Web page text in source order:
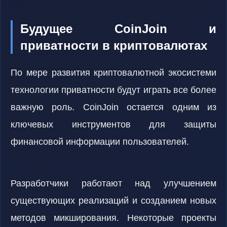
Будущее CoinJoin и
приватности в криптовалютах
По мере развития криптовалютной экосистеми
технологии приватности будут играть все более
важную роль. CoinJoin остается одним из
ключевых инструментов для защиты
финансовой информации пользователей.
Разработчики работают над улучшением
существующих реализаций и созданием новых
методов микширования. Некоторые проекты